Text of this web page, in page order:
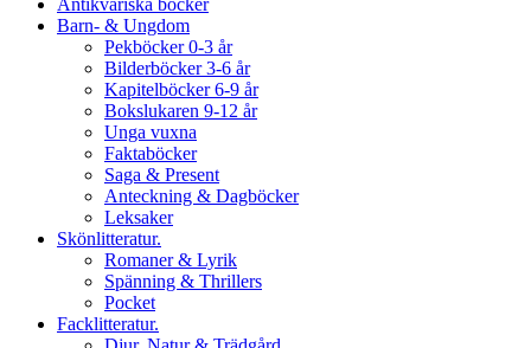
Antikvariska böcker
Barn- & Ungdom
Pekböcker 0-3 år
Bilderböcker 3-6 år
Kapitelböcker 6-9 år
Bokslukaren 9-12 år
Unga vuxna
Faktaböcker
Saga & Present
Anteckning & Dagböcker
Leksaker
Skönlitteratur.
Romaner & Lyrik
Spänning & Thrillers
Pocket
Facklitteratur.